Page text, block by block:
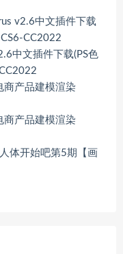
v2.6中文插件下载
CC2022
中文插件下载(PS色
商产品建模渲染
商产品建模渲染
体开始吧第5期【画